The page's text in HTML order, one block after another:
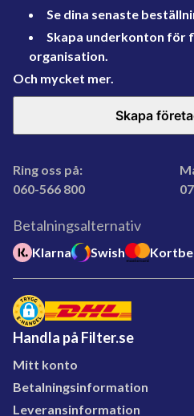
Se dina senaste
Skapa underkonton för
organisation.
Och mycket mer.
Skapa
Ring oss på:
060-566 800
Betalningsalternativ
Klarna Swish
Handla på Filter.se
Mitt konto
Betalningsinformation
Leveransinformation